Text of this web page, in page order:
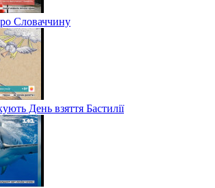
Словаччину
День взяття Бастилії